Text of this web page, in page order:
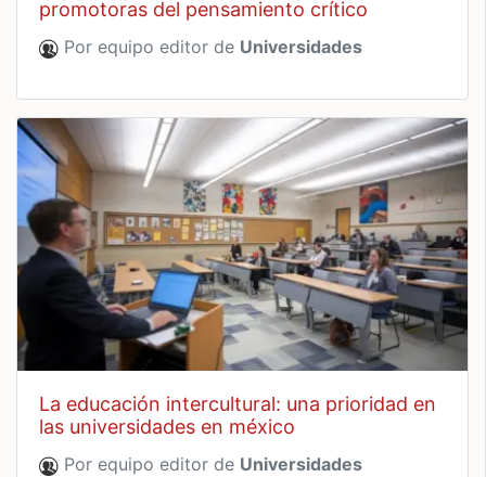
promotoras del pensamiento crítico
Por equipo editor de Universidades
la educación intercultural: una prioridad en
las universidades en méxico
Por equipo editor de Universidades